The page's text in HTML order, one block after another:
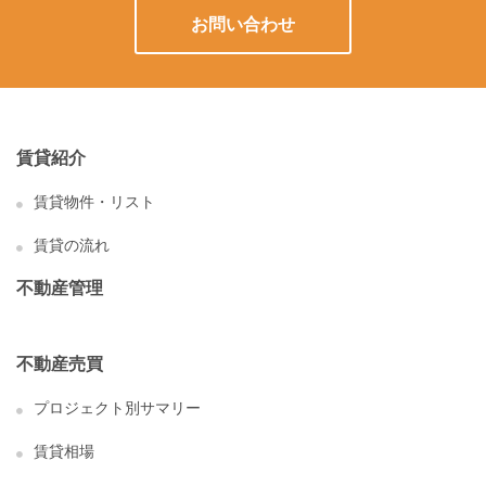
お問い合わせ
賃貸紹介
賃貸物件・リスト
賃貸の流れ
不動産管理
不動産売買
プロジェクト別サマリー
賃貸相場